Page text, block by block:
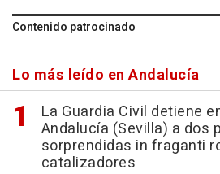
Contenido patrocinado
Lo más leído en Andalucía
La Guardia Civil detiene
Andalucía (Sevilla) a dos
sorprendidas in fraganti
catalizadores